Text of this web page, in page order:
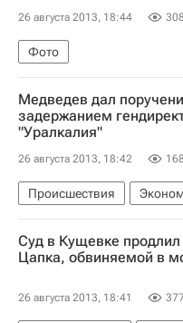
26 августа 2013, 18:44
Фото
Сирия
Азия
Весь
Расследование химатак в
Медведев дал
задержанием
"Уралкалия"
26 августа 2013, 18:42
Происшествия
Уралкалий
Задержание
Суд в Кущевке продлил
Цапка, обвиняемой в
26 августа 2013, 18:41